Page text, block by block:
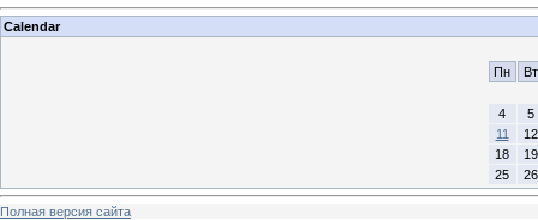
Calendar
Пн Вт
4
5
11
12
18
19
25
26
Полная версия сайта